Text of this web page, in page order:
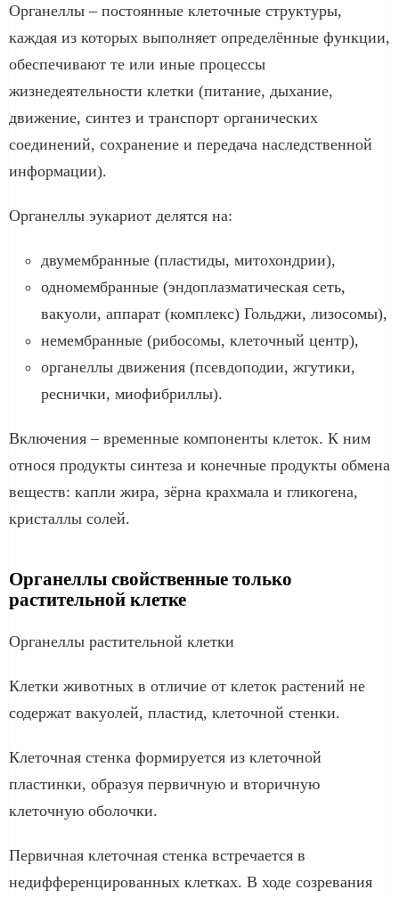
Органеллы – постоянные клеточные структуры,
каждая из которых выполняет определённые функции,
обеспечивают те или иные процессы
жизнедеятельности клетки (питание, дыхание,
движение, синтез и транспорт органических
соединений, сохранение и передача наследственной
информации).
Органеллы эукариот делятся на:
двумембранные (пластиды, митохондрии),
одномембранные (эндоплазматическая сеть,
вакуоли, аппарат (комплекс) Гольджи, лизосомы),
немембранные (рибосомы, клеточный центр),
органеллы движения (псевдоподии, жгутики,
реснички, миофибриллы).
Включения – временные компоненты клеток. К ним
относя продукты синтеза и конечные продукты обмена
веществ: капли жира, зёрна крахмала и гликогена,
кристаллы солей.
Органеллы свойственные только
растительной клетке
Органеллы растительной клетки
Клетки животных в отличие от клеток растений не
содержат вакуолей, пластид, клеточной стенки.
Клеточная стенка формируется из клеточной
пластинки, образуя первичную и вторичную
клеточную оболочки.
Первичная клеточная стенка встречается в
недифференцированных клетках. В ходе созревания